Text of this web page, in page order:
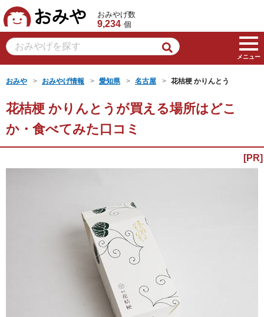
おみや
おみやげ数
9,234 個
メニュー
おみや おみやげ情報 愛知県 名古屋 花桔梗 かりんとう
花桔梗 かりんとうが買える場所はどこ
か・食べてみた口コミ